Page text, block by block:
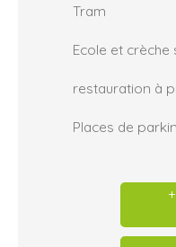
Tram
Ecole et crèche
restauration à
Places de